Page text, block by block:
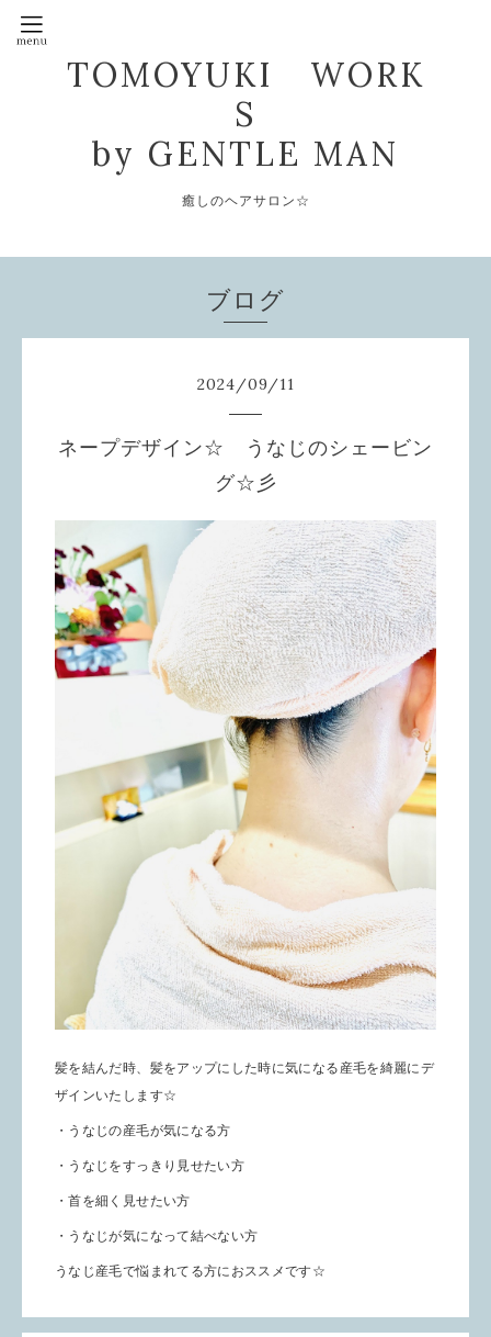
TOMOYUKI WORK
S
by GENTLE MAN
癒しのヘアサロン☆
ブログ
2024/09/11
ネープデザイン☆ うなじのシェービン
グ☆彡
髪を結んだ時、髪をアップにした時に気になる産毛を綺麗にデ
ザインいたします☆
・うなじの産毛が気になる方
・うなじをすっきり見せたい方
・首を細く見せたい方
・うなじが気になって結べない方
うなじ産毛で悩まれてる方におススメです☆